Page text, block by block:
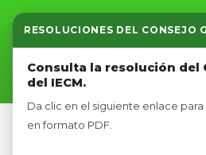
RESOLUCIONES DEL CONSEJO
Consulta la resolución del
del IECM.
Da clic en el siguiente enlace
en formato PDF.
Inicio
Nosotros
Afíliate